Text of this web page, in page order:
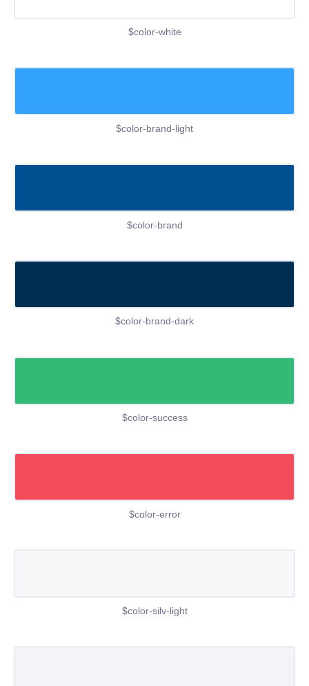
$color-white
$color-brand-light
$color-brand
$color-brand-dark
$color-success
$color-error
$color-silv-light